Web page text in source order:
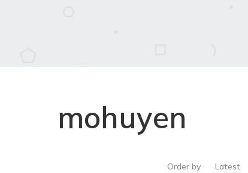
mohuyen
Order by Latest